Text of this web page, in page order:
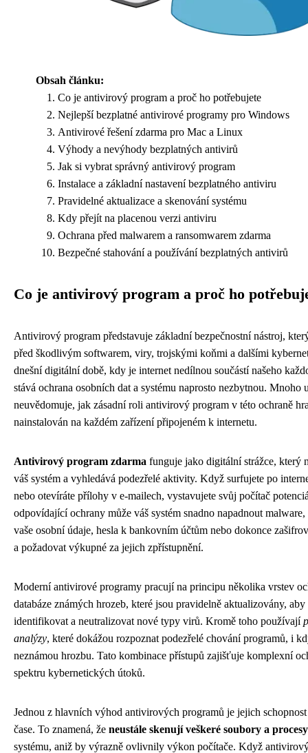
Obsah článku:
Co je antivirový program a proč ho potřebujete
Nejlepší bezplatné antivirové programy pro Windows
Antivirové řešení zdarma pro Mac a Linux
Výhody a nevýhody bezplatných antivirů
Jak si vybrat správný antivirový program
Instalace a základní nastavení bezplatného antiviru
Pravidelné aktualizace a skenování systému
Kdy přejít na placenou verzi antiviru
Ochrana před malwarem a ransomwarem zdarma
Bezpečné stahování a používání bezplatných antivirů
Co je antivirový program a proč ho
Antivirový program představuje základní bezpečnostní nástroj,
před škodlivým softwarem, viry, trojskými koňmi a dalšími
dnešní digitální době, kdy je internet nedílnou součástí našeho
stává ochrana osobních dat a systému naprosto nezbytnou. Mnoho
neuvědomuje, jak zásadní roli antivirový program v této ochraně
nainstalován na každém zařízení připojeném k internetu.
Antivirový program zdarma funguje jako digitální strážce, který
váš systém a vyhledává podezřelé aktivity. Když surfujete po
nebo otevíráte přílohy v e-mailech, vystavujete svůj počítač
odpovídající ochrany může váš systém snadno napadnout
vaše osobní údaje, hesla k bankovním účtům nebo dokonce
a požadovat výkupné za jejich zpřístupnění.
Moderní antivirové programy pracují na principu několika vrstev
databáze známých hrozeb, které jsou pravidelně aktualizovány,
identifikovat a neutralizovat nové typy virů. Kromě toho používají
analýzy, které dokážou rozpoznat podezřelé chování programů, i
neznámou hrozbu. Tato kombinace přístupů zajišťuje komplexní
spektru kybernetických útoků.
Jednou z hlavních výhod antivirových programů je jejich
čase. To znamená, že neustále skenují veškeré soubory a procesy
systému, aniž by výrazně ovlivnily výkon počítače. Když